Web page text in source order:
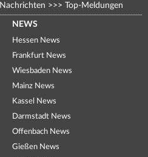
Nachrichten >>> Top-Meldungen
NEWS
Hessen News
Frankfurt News
Wiesbaden News
Mainz News
Kassel News
Darmstadt News
Offenbach News
Gießen News